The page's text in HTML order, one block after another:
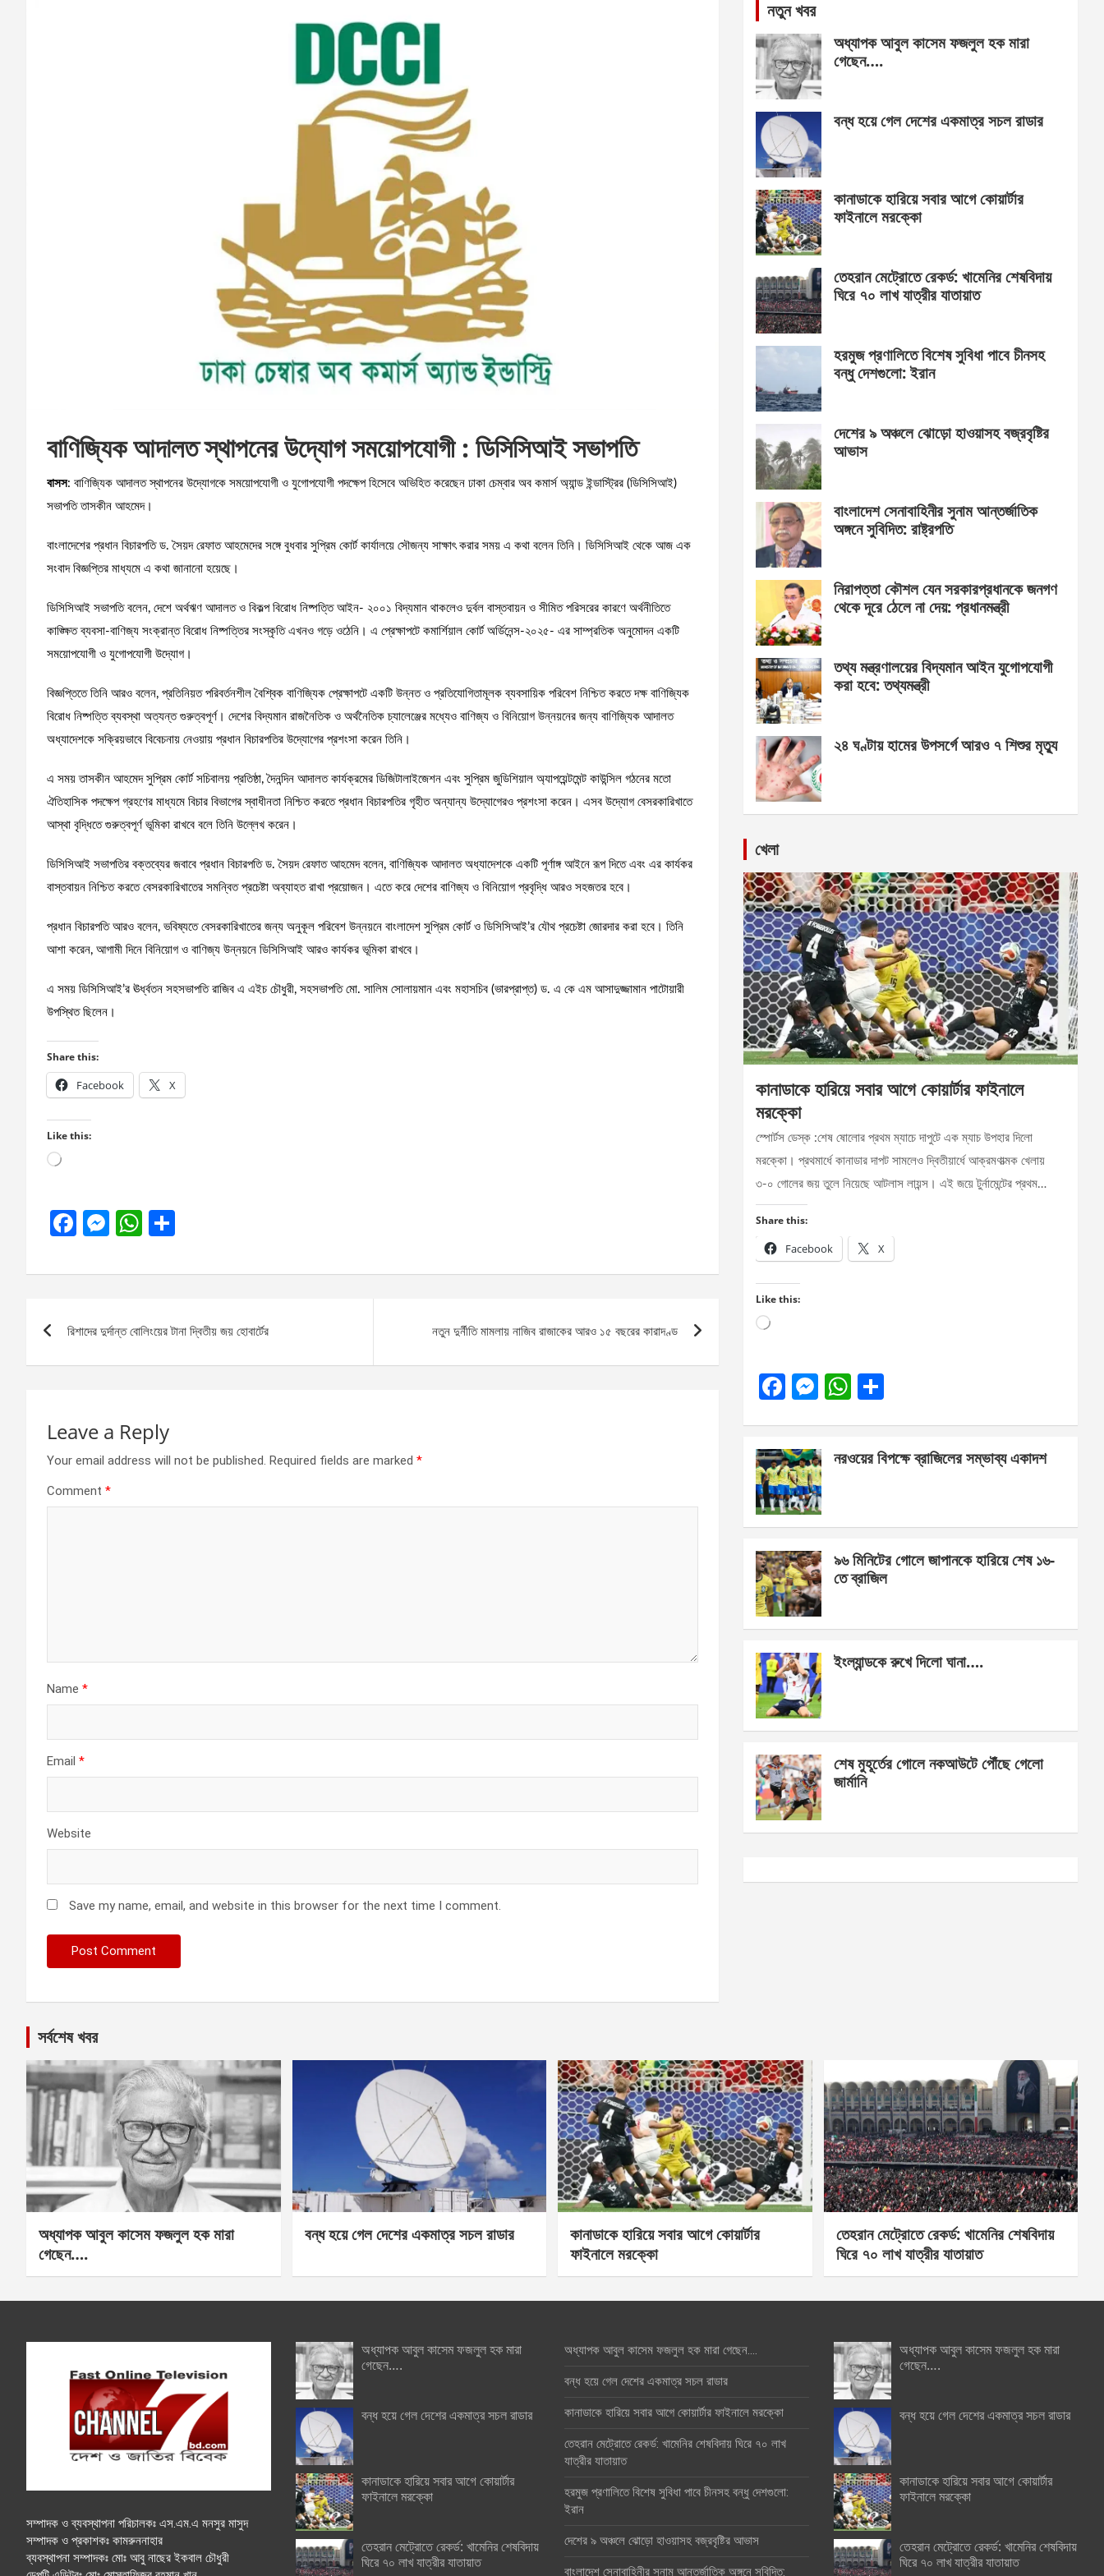
বাণিজ্যিক আদালত স্থাপনের উদ্যোগ সময়োপযোগী : ডিসিসিআই সভাপতি
বাসস: বাণিজ্যিক আদালত স্থাপনের উদ্যোগকে সময়োপযোগী ও যুগোপযোগী পদক্ষেপ হিসেবে অভিহিত করেছেন ঢাকা চেম্বার অব কমার্স অ্যান্ড ইন্ডাস্ট্রির (ডিসিসিআই)
সভাপতি তাসকীন আহমেদ।
বাংলাদেশের প্রধান বিচারপতি ড. সৈয়দ রেফাত আহমেদের সঙ্গে বুধবার সুপ্রিম কোর্ট কার্যালয়ে সৌজন্য সাক্ষাৎ করার সময় এ কথা বলেন তিনি। ডিসিসিআই থেকে আজ এক
সংবাদ বিজ্ঞপ্তির মাধ্যমে এ কথা জানানো হয়েছে।
ডিসিসিআই সভাপতি বলেন, দেশে অর্থঋণ আদালত ও বিকল্প বিরোধ নিষ্পত্তি আইন- ২০০১ বিদ্যমান থাকলেও দুর্বল বাস্তবায়ন ও সীমিত পরিসরের কারণে অর্থনীতিতে
কাঙ্ক্ষিত ব্যবসা-বাণিজ্য সংক্রান্ত বিরোধ নিষ্পত্তির সংস্কৃতি এখনও গড়ে ওঠেনি। এ প্রেক্ষাপটে কমার্শিয়াল কোর্ট অর্ডিনেন্স-২০২৫- এর সাম্প্রতিক অনুমোদন একটি
সময়োপযোগী ও যুগোপযোগী উদ্যোগ।
বিজ্ঞপ্তিতে তিনি আরও বলেন, প্রতিনিয়ত পরিবর্তনশীল বৈশ্বিক বাণিজ্যিক প্রেক্ষাপটে একটি উন্নত ও প্রতিযোগিতামূলক ব্যবসায়িক পরিবেশ নিশ্চিত করতে দক্ষ বাণিজ্যিক
বিরোধ নিষ্পত্তি ব্যবস্থা অত্যন্ত গুরুত্বপূর্ণ। দেশের বিদ্যমান রাজনৈতিক ও অর্থনৈতিক চ্যালেঞ্জের মধ্যেও বাণিজ্য ও বিনিয়োগ উন্নয়নের জন্য বাণিজ্যিক আদালত
অধ্যাদেশকে সক্রিয়ভাবে বিবেচনায় নেওয়ায় প্রধান বিচারপতির উদ্যোগের প্রশংসা করেন তিনি।
এ সময় তাসকীন আহমেদ সুপ্রিম কোর্ট সচিবালয় প্রতিষ্ঠা, দৈনন্দিন আদালত কার্যক্রমের ডিজিটালাইজেশন এবং সুপ্রিম জুডিশিয়াল অ্যাপয়েন্টমেন্ট কাউন্সিল গঠনের মতো
ঐতিহাসিক পদক্ষেপ গ্রহণের মাধ্যমে বিচার বিভাগের স্বাধীনতা নিশ্চিত করতে প্রধান বিচারপতির গৃহীত অন্যান্য উদ্যোগেরও প্রশংসা করেন। এসব উদ্যোগ বেসরকারিখাতে
আস্থা বৃদ্ধিতে গুরুত্বপূর্ণ ভূমিকা রাখবে বলে তিনি উল্লেখ করেন।
ডিসিসিআই সভাপতির বক্তব্যের জবাবে প্রধান বিচারপতি ড. সৈয়দ রেফাত আহমেদ বলেন, বাণিজ্যিক আদালত অধ্যাদেশকে একটি পূর্ণাঙ্গ আইনে রূপ দিতে এবং এর কার্যকর
বাস্তবায়ন নিশ্চিত করতে বেসরকারিখাতের সমন্বিত প্রচেষ্টা অব্যাহত রাখা প্রয়োজন। এতে করে দেশের বাণিজ্য ও বিনিয়োগ প্রবৃদ্ধি আরও সহজতর হবে।
প্রধান বিচারপতি আরও বলেন, ভবিষ্যতে বেসরকারিখাতের জন্য অনুকূল পরিবেশ উন্নয়নে বাংলাদেশ সুপ্রিম কোর্ট ও ডিসিসিআই’র যৌথ প্রচেষ্টা জোরদার করা হবে। তিনি
আশা করেন, আগামী দিনে বিনিয়োগ ও বাণিজ্য উন্নয়নে ডিসিসিআই আরও কার্যকর ভূমিকা রাখবে।
এ সময় ডিসিসিআই’র ঊর্ধ্বতন সহসভাপতি রাজিব এ এইচ চৌধুরী, সহসভাপতি মো. সালিম সোলায়মান এবং মহাসচিব (ভারপ্রাপ্ত) ড. এ কে এম আসাদুজ্জামান পাটোয়ারী
উপস্থিত ছিলেন।
Share this:
Facebook X
Like this:
Loading…
F
ce
o
M
se
g
W
at
A
ar
navigation
রিশাদের দুর্দান্ত বোলিংয়ের টানা দ্বিতীয় জয় হোবার্টের নতুন দুর্নীতি মামলায় নাজিব রাজাকের আরও ১৫ বছরের কারাদণ্ড
Leave a Reply
Your email address will not be published. Required fields are marked *
Comment *
Name *
Email *
Website
Save my name, email, and website in this browser for the next time I comment.
নতুন খবর
অধ্যাপক আবুল কাসেম ফজলুল হক মারা
গেছেন….
বন্ধ হয়ে গেল দেশের একমাত্র সচল রাডার
কানাডাকে হারিয়ে সবার আগে কোয়ার্টার
ফাইনালে মরক্কো
তেহরান মেট্রোতে রেকর্ড: খামেনির শেষবিদায়
ঘিরে ৭০ লাখ যাত্রীর যাতায়াত
হরমুজ প্রণালিতে বিশেষ সুবিধা পাবে চীনসহ
বন্ধু দেশগুলো: ইরান
দেশের ৯ অঞ্চলে ঝোড়ো হাওয়াসহ বজ্রবৃষ্টির
আভাস
বাংলাদেশ সেনাবাহিনীর সুনাম আন্তর্জাতিক
অঙ্গনে সুবিদিত: রাষ্ট্রপতি
নিরাপত্তা কৌশল যেন সরকারপ্রধানকে জনগণ
থেকে দূরে ঠেলে না দেয়: প্রধানমন্ত্রী
তথ্য মন্ত্রণালয়ের বিদ্যমান আইন যুগোপযোগী
করা হবে: তথ্যমন্ত্রী
২৪ ঘণ্টায় হামের উপসর্গে আরও ৭ শিশুর মৃত্যু
খেলা
কানাডাকে হারিয়ে সবার আগে কোয়ার্টার ফাইনালে
মরক্কো
স্পোর্টস ডেস্ক :শেষ ষোলোর প্রথম ম্যাচে দাপুটে এক ম্যাচ উপহার দিলো
মরক্কো। প্রথমার্ধে কানাডার দাপট সামলেও দ্বিতীয়ার্ধে আক্রমণাত্মক খেলায়
৩-০ গোলের জয় তুলে নিয়েছে আটলাস লায়ন্স। এই জয়ে টুর্নামেন্টের প্রথম…
Share this:
Facebook X
Like this:
Loading…
F
b
o
o
k
M
n
g
er
W
s
e
নরওয়ের বিপক্ষে ব্রাজিলের সম্ভাব্য একাদশ
৯৬ মিনিটের গোলে জাপানকে হারিয়ে শেষ ১৬-
তে ব্রাজিল
ইংল্যান্ডকে রুখে দিলো ঘানা….
শেষ মুহূর্তের গোলে নকআউটে পৌঁছে গেলো
জার্মানি
সর্বশেষ খবর
অধ্যাপক আবুল কাসেম ফজলুল হক মারা
গেছেন….
বন্ধ হয়ে গেল দেশের একমাত্র সচল রাডার
কানাডাকে হারিয়ে সবার আগে কোয়ার্টার
ফাইনালে মরক্কো
তেহরান মেট্রোতে রেকর্ড: খামেনির শেষবিদায়
ঘিরে ৭০ লাখ যাত্রীর যাতায়াত
সম্পাদক ও ব্যবস্থাপনা পরিচালকঃ এস.এম.এ মনসুর মাসুদ
সম্পাদক ও প্রকাশকঃ কামরুননাহার
ব্যবস্থাপনা সম্পাদকঃ মোঃ আবু নাছের ইকবাল চৌধুরী
অধ্যাপক আবুল কাসেম ফজলুল হক মারা
গেছেন….
বন্ধ হয়ে গেল দেশের একমাত্র সচল রাডার
কানাডাকে হারিয়ে সবার আগে কোয়ার্টার
ফাইনালে মরক্কো
তেহরান মেট্রোতে রেকর্ড: খামেনির শেষবিদায়
ঘিরে ৭০ লাখ যাত্রীর যাতায়াত
অধ্যাপক আবুল কাসেম ফজলুল হক মারা গেছেন….
বন্ধ হয়ে গেল দেশের একমাত্র সচল রাডার
কানাডাকে হারিয়ে সবার আগে কোয়ার্টার ফাইনালে মরক্কো
তেহরান মেট্রোতে রেকর্ড: খামেনির শেষবিদায় ঘিরে ৭০ লাখ
যাত্রীর যাতায়াত
হরমুজ প্রণালিতে বিশেষ সুবিধা পাবে চীনসহ বন্ধু দেশগুলো:
ইরান
দেশের ৯ অঞ্চলে ঝোড়ো হাওয়াসহ বজ্রবৃষ্টির আভাস
বাংলাদেশ সেনাবাহিনীর সুনাম আন্তর্জাতিক অঙ্গনে সুবিদিত:
অধ্যাপক আবুল কাসেম ফজলুল হক মারা
গেছেন….
বন্ধ হয়ে গেল দেশের একমাত্র সচল রাডার
কানাডাকে হারিয়ে সবার আগে কোয়ার্টার
ফাইনালে মরক্কো
তেহরান মেট্রোতে রেকর্ড: খামেনির শেষবিদায়
ঘিরে ৭০ লাখ যাত্রীর যাতায়াত